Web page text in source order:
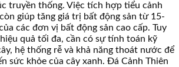
truyền thống. Việc tích hợp tiểu cảnh
giúp tăng giá trị bất động sản từ 15-
các đơn vị bất động sản cao cấp. Tuy
quả tối đa, cần có sự tính toán kỹ
hệ thống rễ và khả năng thoát nước để
sức khỏe của cây xanh. Đá Cảnh Thiên